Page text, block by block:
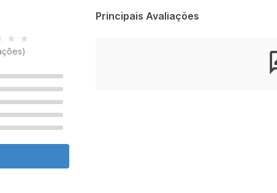
Principais Avaliações